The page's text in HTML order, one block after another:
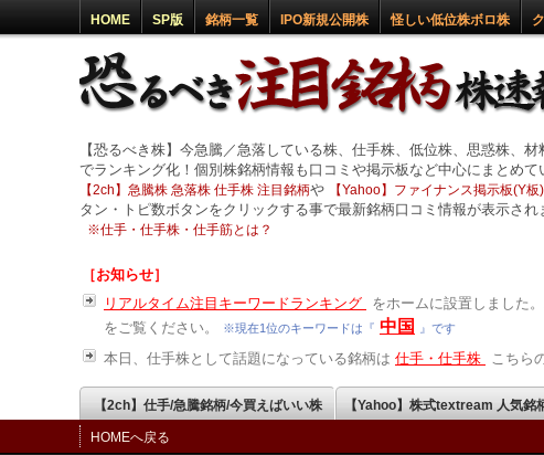
HOME SP版 銘柄一覧 IPO新規公開株 怪しい低位株ボロ株
【恐るべき株】今急騰／急落している株、仕手株、低位株、思惑株、
でランキング化！個別株銘柄情報も口コミや掲示板など中心にまとめて
【2ch】急騰株 急落株 仕手株 注目銘柄や 【Yahoo】ファイナンス掲示板(Y板)
タン・トピ数ボタンをクリックする事で最新銘柄口コミ情報が表示さ
※仕手・仕手株・仕手筋とは？
［お知らせ］
リアルタイム注目キーワードランキング
をホームに設置しました
をご覧ください。
※現在1位のキーワードは『 中国 』です
本日、仕手株として話題になっている銘柄は 仕手・仕手株 こちら
【2ch】仕手/急騰銘柄/今買えばいい株 【Yahoo】株式textream 人気銘
HOMEへ戻る